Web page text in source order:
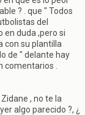
? . que " Todos
del
en duda ,pero si
con su plantilla
de " delante hay
comentarios .
, no te la
algo parecido ?, ¿